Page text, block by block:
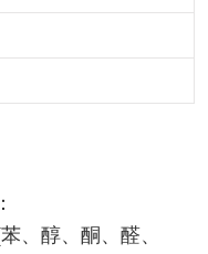
、醇、酮、醛、